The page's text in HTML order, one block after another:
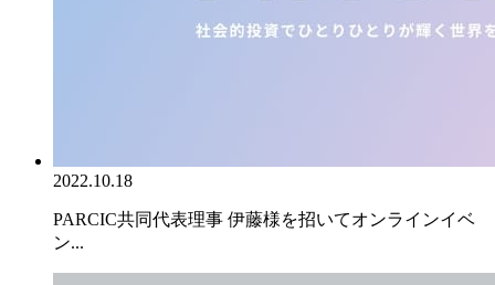
2022.10.18
PARCIC共同代表理事 伊藤様を招いてオンラインイベ
ン...